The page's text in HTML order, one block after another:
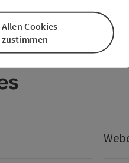
Allen Cookies
zustimmen